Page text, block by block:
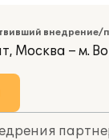
внедрение/
Москва – м.